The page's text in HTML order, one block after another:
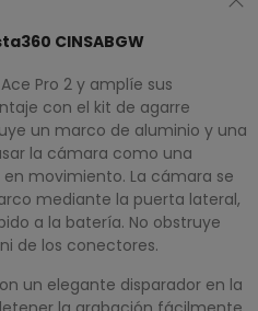
CINSABGW
Pro 2 y amplíe sus
con el kit de agarre
un marco de aluminio y una
la cámara como una
movimiento. La cámara se
mediante la puerta lateral,
a la batería. No obstruye
de los conectores.
un elegante disparador en la